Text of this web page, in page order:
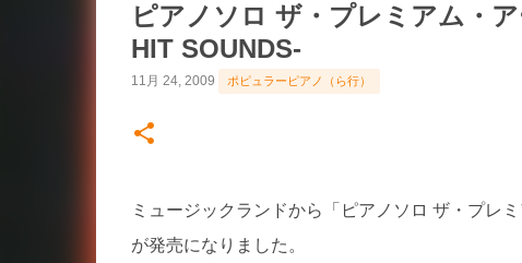
ピアノソロ ザ・プレミアム・
HIT SOUNDS-
11月 24, 2009 ポピュラーピアノ（ら行）
ミュージックランドから「ピアノソロ ザ・プレ
が発売になりました。